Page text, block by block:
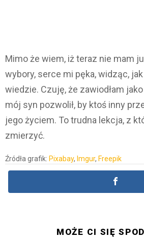
Mimo że wiem, iż teraz nie mam
wybory, serce mi pęka, widząc,
wiedzie. Czuję, że zawiodłam
mój syn pozwolił, by ktoś inny
jego życiem. To trudna lekcja, z
zmierzyć.
Źródła grafik: Pixabay, Imgur, Freepik
MOŻE CI SIĘ